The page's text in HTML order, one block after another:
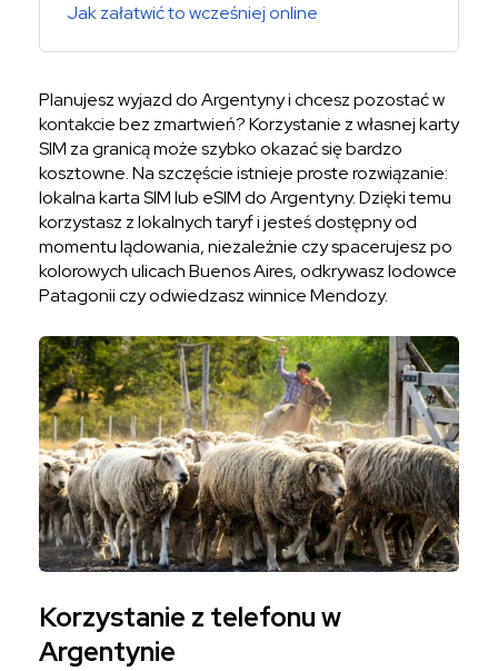
Jak załatwić to wcześniej online
Planujesz wyjazd do Argentyny i chcesz pozostać w
kontakcie bez zmartwień? Korzystanie z własnej karty
SIM za granicą może szybko okazać się bardzo
kosztowne. Na szczęście istnieje proste rozwiązanie:
lokalna karta SIM lub eSIM do Argentyny. Dzięki temu
korzystasz z lokalnych taryf i jesteś dostępny od
momentu lądowania, niezależnie czy spacerujesz po
kolorowych ulicach Buenos Aires, odkrywasz lodowce
Patagonii czy odwiedzasz winnice Mendozy.
Korzystanie z telefonu w
Argentynie